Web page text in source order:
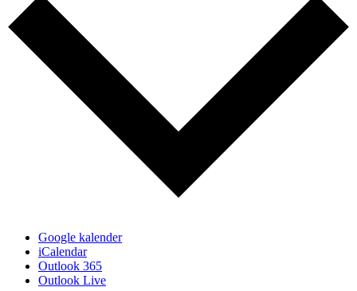
Google kalender
iCalendar
Outlook 365
Outlook Live